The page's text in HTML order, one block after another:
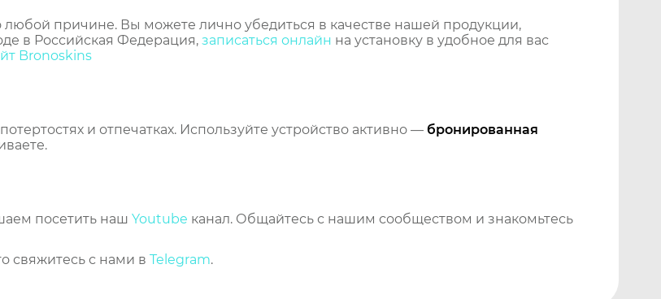
любой причине. Вы можете лично убедиться в качестве нашей продукции,
в Российская Федерация, записаться онлайн на установку в удобное для вас
Bronoskins
и отпечатках. Используйте устройство активно — бронированная
посетить наш Youtube канал. Общайтесь с нашим сообществом и знакомьтесь
свяжитесь с нами в Telegram.